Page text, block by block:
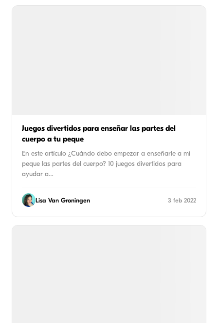
Juegos divertidos para enseñar las partes del
cuerpo a tu peque
En este artículo ¿Cuándo debo empezar a enseñarle a mi
peque las partes del cuerpo? 10 juegos divertidos para
ayudar a…
Lisa Van Groningen 3 feb 2022